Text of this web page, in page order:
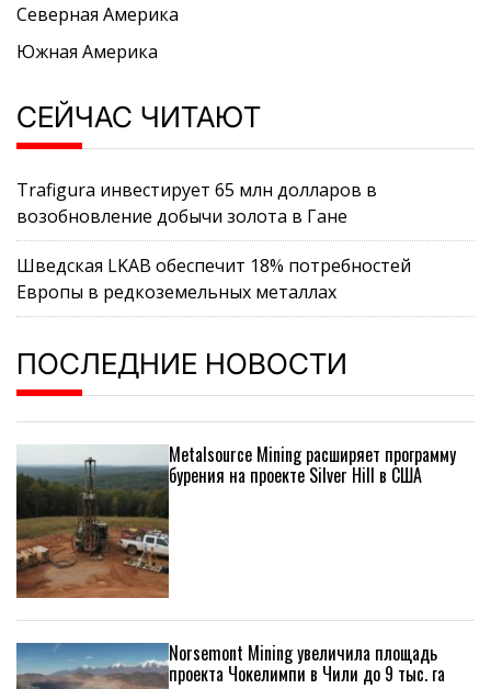
Северная Америка
Южная Америка
СЕЙЧАС ЧИТАЮТ
Trafigura инвестирует 65 млн долларов в
возобновление добычи золота в Гане
Шведская LKAB обеспечит 18% потребностей
Европы в редкоземельных металлах
ПОСЛЕДНИЕ НОВОСТИ
Metalsource Mining расширяет программу
бурения на проекте Silver Hill в США
Norsemont Mining увеличила площадь
проекта Чокелимпи в Чили до 9 тыс. га